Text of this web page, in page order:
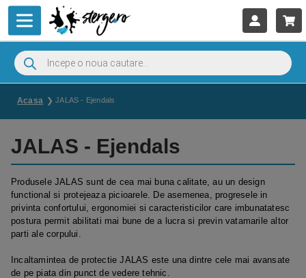
Acasa JALAS - Ejendals
JALAS - Ejendals
Produsele JALAS sunt de cea mai buna calitate, au un design
functional si protejeaza picioarele. De asemenea, progresele in
privinta confortului, ergonomiei si caracteristicilor care imbunatatesc
postura permit abilitati mai bune de a lucra si previn vatamarile altor
parti ale corpului.
Incaltamintea de protectie JALAS este una dintre cele mai avansate
de pe piata din punct de vedere tehnic.